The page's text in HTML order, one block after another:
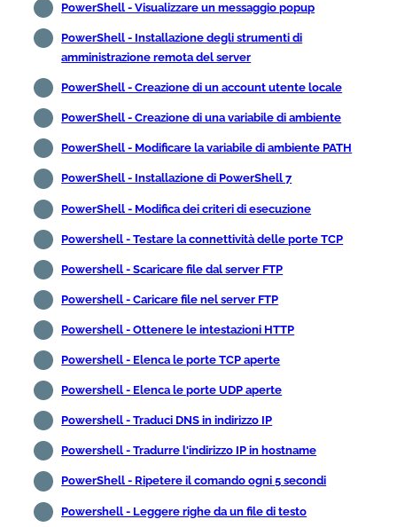
PowerShell - Visualizzare un messaggio popup
PowerShell - Installazione degli strumenti di
amministrazione remota del server
PowerShell - Creazione di un account utente locale
PowerShell - Creazione di una variabile di ambiente
PowerShell - Modificare la variabile di ambiente PATH
PowerShell - Installazione di PowerShell 7
PowerShell - Modifica dei criteri di esecuzione
Powershell - Testare la connettività delle porte TCP
Powershell - Scaricare file dal server FTP
Powershell - Caricare file nel server FTP
Powershell - Ottenere le intestazioni HTTP
Powershell - Elenca le porte TCP aperte
Powershell - Elenca le porte UDP aperte
Powershell - Traduci DNS in indirizzo IP
Powershell - Tradurre l'indirizzo IP in hostname
PowerShell - Ripetere il comando ogni 5 secondi
Powershell - Leggere righe da un file di testo